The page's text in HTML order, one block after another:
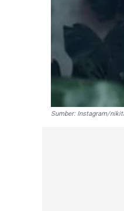
Sumber: Instagram/